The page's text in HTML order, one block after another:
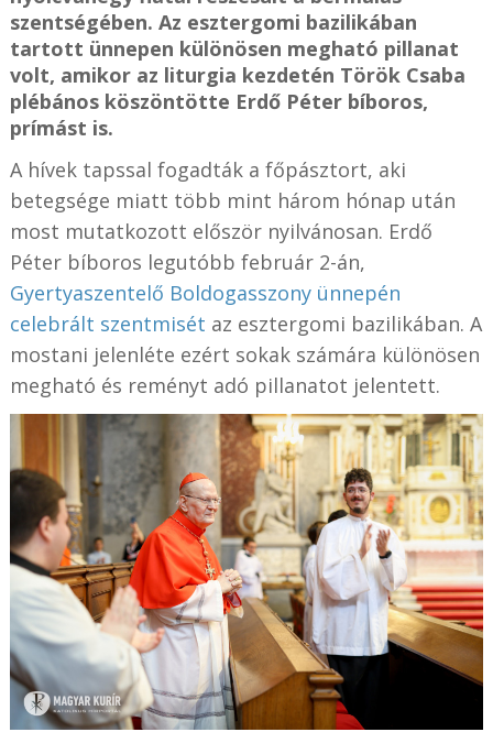
szentségében. Az esztergomi bazilikában
tartott ünnepen különösen megható pillanat
volt, amikor az liturgia kezdetén Török Csaba
plébános köszöntötte Erdő Péter bíboros,
prímást is.
A hívek tapssal fogadták a főpásztort, aki
betegsége miatt több mint három hónap után
most mutatkozott először nyilvánosan. Erdő
Péter bíboros legutóbb február 2-án,
Gyertyaszentelő Boldogasszony ünnepén
celebrált szentmisét az esztergomi bazilikában. A
mostani jelenléte ezért sokak számára különösen
megható és reményt adó pillanatot jelentett.